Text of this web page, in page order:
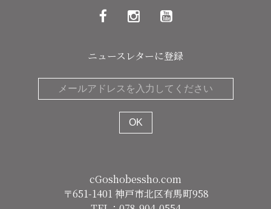
ニュースレターに登録
cGoshobessho.com
〒651-1401 神戸市北区有馬町958